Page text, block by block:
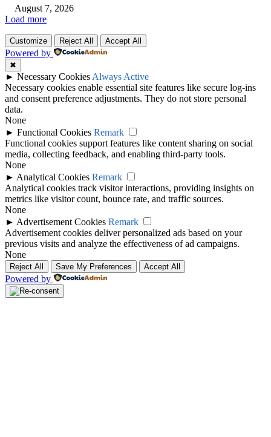
August 7, 2026
Load more
Customize Reject All Accept All
Powered by
✖
► Necessary Cookies Always Active
Necessary cookies enable essential site features like secure log-ins
and consent preference adjustments. They do not store personal
data.
None
► Functional Cookies Remark
Functional cookies support features like content sharing on social
media, collecting feedback, and enabling third-party tools.
None
► Analytical Cookies Remark
Analytical cookies track visitor interactions, providing insights on
metrics like visitor count, bounce rate, and traffic sources.
None
► Advertisement Cookies Remark
Advertisement cookies deliver personalized ads based on your
previous visits and analyze the effectiveness of ad campaigns.
None
Reject All Save My Preferences Accept All
Powered by